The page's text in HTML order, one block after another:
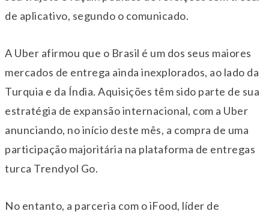
de aplicativo, segundo o comunicado.
A Uber afirmou que o Brasil é um dos seus maiores
mercados de entrega ainda inexplorados, ao lado da
Turquia e da Índia. Aquisições têm sido parte de sua
estratégia de expansão internacional, com a Uber
anunciando, no início deste mês, a compra de uma
participação majoritária na plataforma de entregas
turca Trendyol Go.
No entanto, a parceria com o iFood, líder de